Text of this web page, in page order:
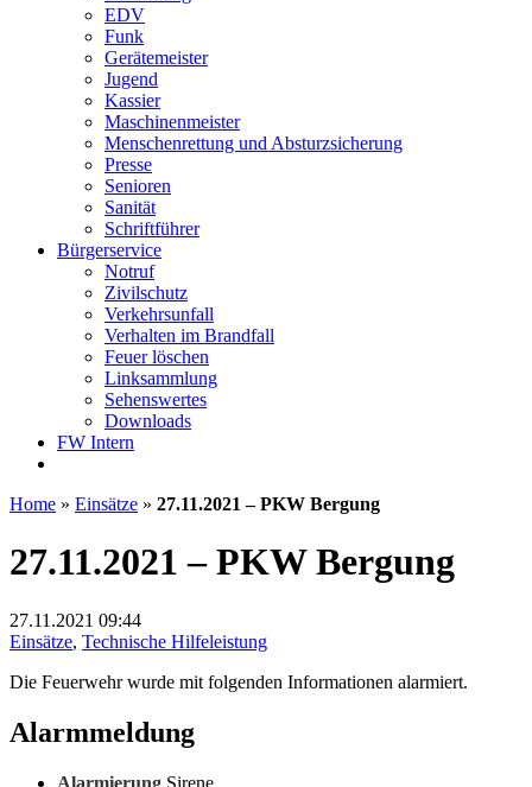
EDV
Funk
Gerätemeister
Jugend
Kassier
Maschinenmeister
Menschenrettung und Absturzsicherung
Presse
Senioren
Sanität
Schriftführer
Bürgerservice
Notruf
Zivilschutz
Verkehrsunfall
Verhalten im Brandfall
Feuer löschen
Linksammlung
Sehenswertes
Downloads
FW Intern
Home » Einsätze » 27.11.2021 – PKW Bergung
27.11.2021 – PKW Bergung
27.11.2021 09:44
Einsätze, Technische Hilfeleistung
Die Feuerwehr wurde mit folgenden Informationen alarmiert.
Alarmmeldung
Alarmierung Sirene